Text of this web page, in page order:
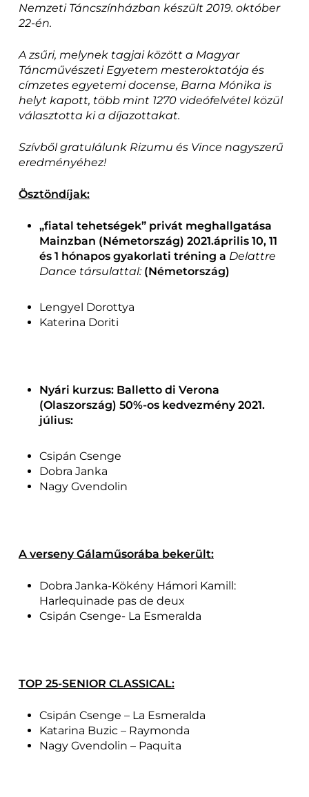
Nemzeti Táncszínházban készült 2019. október
22-én.
A zsűri, melynek tagjai között a Magyar
Táncművészeti Egyetem mesteroktatója és
címzetes egyetemi docense, Barna Mónika is
helyt kapott, több mint 1270 videófelvétel közül
választotta ki a díjazottakat.
Szívből gratulálunk Rizumu és Vince nagyszerű
eredményéhez!
Ösztöndíjak:
„fiatal tehetségek” privát meghallgatása
Mainzban (Németország) 2021.április 10, 11
és 1 hónapos gyakorlati tréning a Delattre
Dance társulattal: (Németország)
Lengyel Dorottya
Katerina Doriti
Nyári kurzus: Balletto di Verona
(Olaszország) 50%-os kedvezmény 2021.
július:
Csipán Csenge
Dobra Janka
Nagy Gvendolin
A verseny Gálaműsorába bekerült:
Dobra Janka-Kökény Hámori Kamill:
Harlequinade pas de deux
Csipán Csenge- La Esmeralda
TOP 25-SENIOR CLASSICAL:
Csipán Csenge – La Esmeralda
Katarina Buzic – Raymonda
Nagy Gvendolin – Paquita